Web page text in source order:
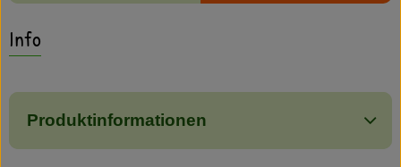
Kundenbrief
Info
Produktinformationen